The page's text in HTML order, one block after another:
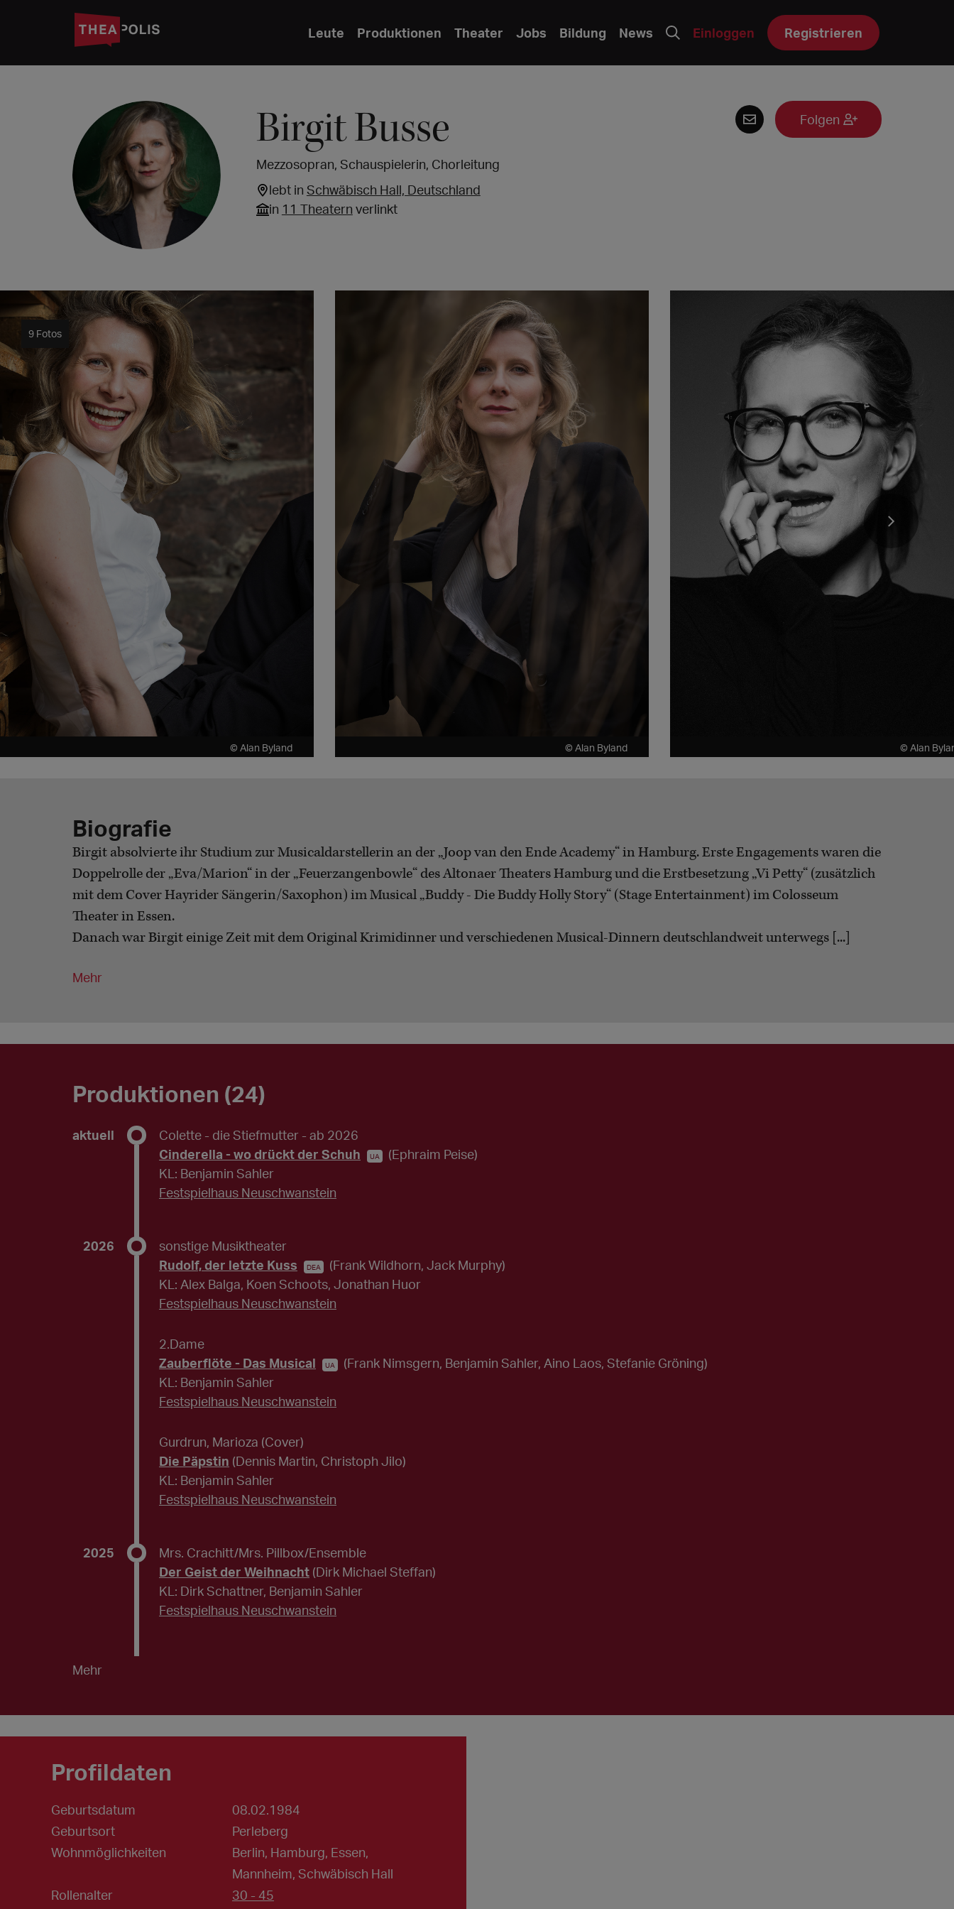
Leute Produktionen Theater Jobs Bildung News Einloggen Registrieren
Birgit Busse
Mezzosopran, Schauspielerin, Chorleitung
lebt in Schwäbisch Hall, Deutschland
in 11 Theatern verlinkt
Folgen
9 Fotos
© Alan Byland © Alan Byland © Alan
Biografie
Birgit absolvierte ihr Studium zur Musicaldarstellerin an der „Joop van den Ende Academy“ in Hamburg. Erste Engagements waren die
Doppelrolle der „Eva/Marion“ in der „Feuerzangenbowle“ des Altonaer Theaters Hamburg und die Erstbesetzung „Vi Petty“ (zusätzlich
mit dem Cover Hayrider Sängerin/Saxophon) im Musical „Buddy - Die Buddy Holly Story“ (Stage Entertainment) im Colosseum
Theater in Essen.
Danach war Birgit einige Zeit mit dem Original Krimidinner und verschiedenen Musical-Dinnern deutschlandweit unterwegs [...]
Mehr
Produktionen (24)
aktuell Colette - die Stiefmutter - ab 2026
Cinderella - wo drückt der Schuh
UA
(Ephraim Peise)
KL: Benjamin Sahler
Festspielhaus Neuschwanstein
2026
sonstige Musiktheater
Rudolf, der letzte Kuss
DEA
(Frank Wildhorn, Jack Murphy)
KL: Alex Balga, Koen Schoots, Jonathan Huor
Festspielhaus Neuschwanstein
2.Dame
Zauberflöte - Das Musical
UA
(Frank Nimsgern, Benjamin Sahler, Aino Laos, Stefanie Gröning)
KL: Benjamin Sahler
Festspielhaus Neuschwanstein
Gurdrun, Marioza (Cover)
Die Päpstin (Dennis Martin, Christoph Jilo)
KL: Benjamin Sahler
Festspielhaus Neuschwanstein
2025
Mrs. Crachitt/Mrs. Pillbox/Ensemble
Der Geist der Weihnacht (Dirk Michael Steffan)
KL: Dirk Schattner, Benjamin Sahler
Festspielhaus Neuschwanstein
Mehr
Profildaten
Geburtsdatum
08.02.1984
Geburtsort
Perleberg
Wohnmöglichkeiten
Berlin, Hamburg, Essen,
Mannheim, Schwäbisch Hall
Rollenalter
30 - 45